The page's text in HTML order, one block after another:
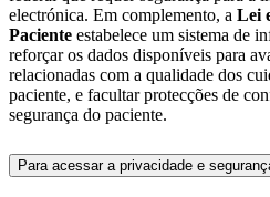
electrónica. Em complemento, a Lei
Paciente estabelece um sistema de
reforçar os dados disponíveis para
relacionadas com a qualidade dos
paciente, e facultar protecções de
segurança do paciente.
Para acessar a privacidade e